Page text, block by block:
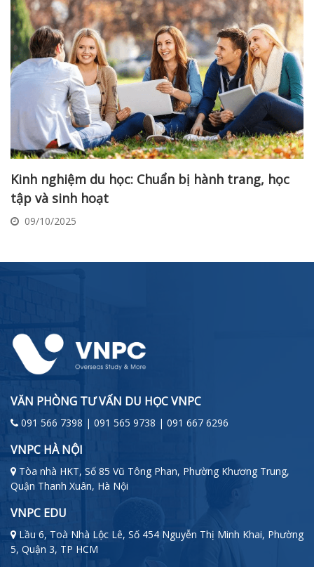
Kinh nghiệm du học: Chuẩn bị hành trang, học
tập và sinh hoạt
09/10/2025
VĂN PHÒNG TƯ VẤN DU HỌC VNPC
091 566 7398 | 091 565 9738 | 091 667 6296
VNPC HÀ NỘI
Tòa nhà HKT, Số 85 Vũ Tông Phan, Phường Khương Trung,
Quận Thanh Xuân, Hà Nội
VNPC EDU
Lầu 6, Toà Nhà Lộc Lê, Số 454 Nguyễn Thị Minh Khai, Phường
5, Quận 3, TP HCM